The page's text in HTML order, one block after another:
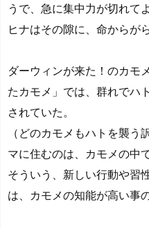
うで、急に集中力が切れて
ヒナはその隙に、命からが
ダーウィンが来た！のカモ
たカモメ」では、群れでハ
されていた。
（どのカモメもハトを襲
マに住むのは、カモメの中
そういう、新しい行動や習
は、カモメの知能が高い事